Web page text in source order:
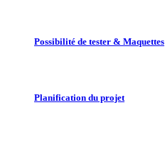
Possibilité de tester & Maquettes
Planification du projet